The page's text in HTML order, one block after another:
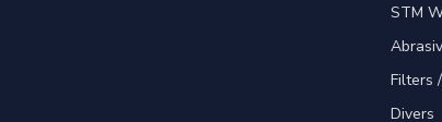
STM
Filters
Divers